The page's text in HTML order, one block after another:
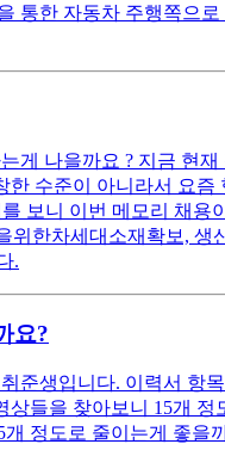
한 자동차 주행쪽으
나을까요 ? 지금 현
수준이 아니라서 요
보니 이번 메모리 채
한차세대소재확보,
.
요?
생입니다. 이력서 항
들을 찾아보니 15개
정도로 줄이는게 좋을